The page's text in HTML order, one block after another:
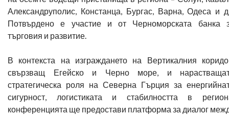
Александруполис, Констанца, Бургас, Варна, Одеса и
Потвърдено е участие и от Черноморската банка
търговия и развитие.
В контекста на изграждането на Вертикалния
свързващ Егейско и Черно море, и
стратегическа роля на Северна Гърция за
сигурност, логистиката и стабилността в
конференцията ще предостави платформа за диалог